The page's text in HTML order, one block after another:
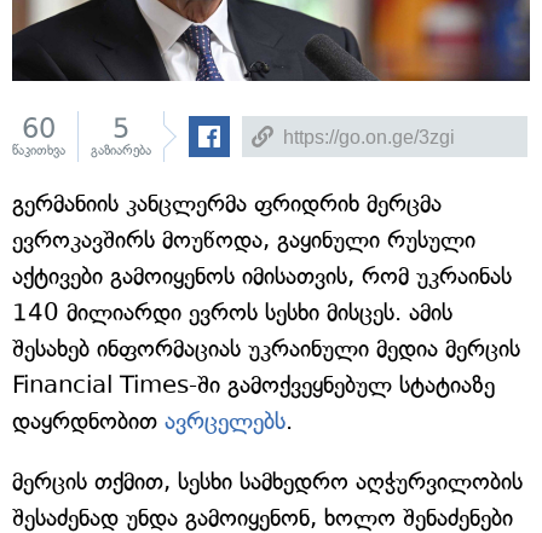
60
წაკითხვა
5
გაზიარება
გერმანიის კანცლერმა ფრიდრიხ მერცმა
ევროკავშირს მოუწოდა, გაყინული რუსული
აქტივები გამოიყენოს იმისათვის, რომ უკრაინას
140 მილიარდი ევროს სესხი მისცეს. ამის
შესახებ ინფორმაციას უკრაინული მედია მერცის
Financial Times-ში გამოქვეყნებულ სტატიაზე
დაყრდნობით ავრცელებს.
მერცის თქმით, სესხი სამხედრო აღჭურვილობის
შესაძენად უნდა გამოიყენონ, ხოლო შენაძენები